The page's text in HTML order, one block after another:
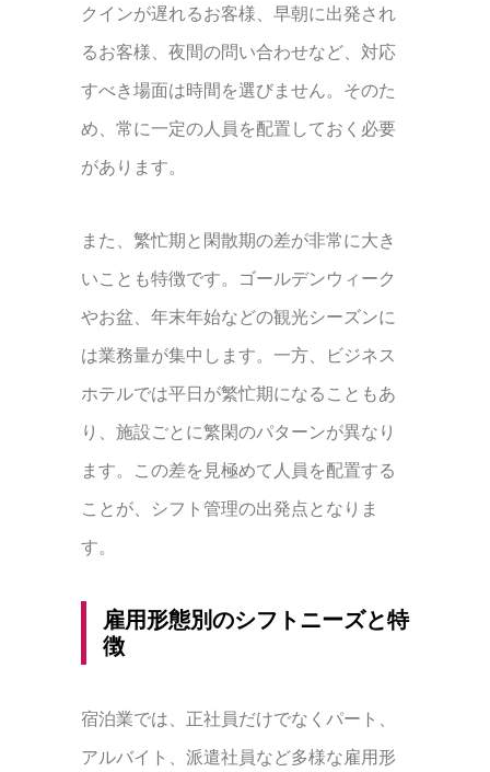
クインが遅れるお客様、早朝に出発され
るお客様、夜間の問い合わせなど、対応
すべき場面は時間を選びません。そのた
め、常に一定の人員を配置しておく必要
があります。
また、繁忙期と閑散期の差が非常に大き
いことも特徴です。ゴールデンウィーク
やお盆、年末年始などの観光シーズンに
は業務量が集中します。一方、ビジネス
ホテルでは平日が繁忙期になることもあ
り、施設ごとに繁閑のパターンが異なり
ます。この差を見極めて人員を配置する
ことが、シフト管理の出発点となりま
す。
雇用形態別のシフトニーズと特
徴
宿泊業では、正社員だけでなくパート、
アルバイト、派遣社員など多様な雇用形